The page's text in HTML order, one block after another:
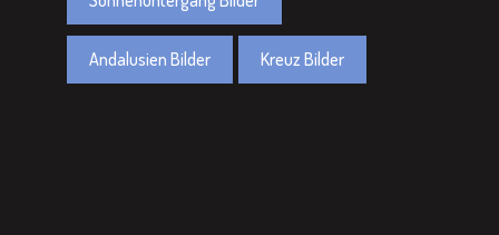
Andalusien Bilder Kreuz Bilder